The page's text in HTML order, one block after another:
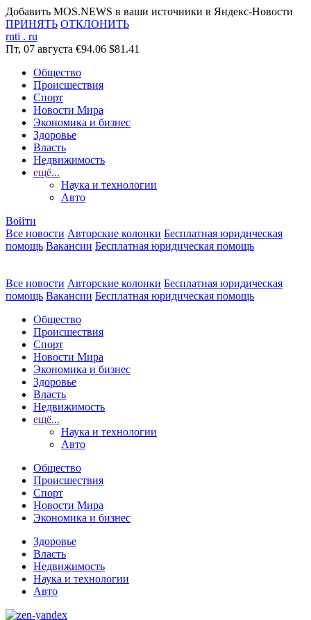
Добавить MOS.NEWS в ваши источники в Яндекс-Новости
ПРИНЯТЬ ОТКЛОНИТЬ
rnti . ru
Пт, 07 августа €94.06 $81.41
Общество
Происшествия
Спорт
Новости Мира
Экономика и бизнес
Здоровье
Власть
Недвижимость
ещё...
Наука и технологии
Авто
Войти
Все новости Авторские колонки Бесплатная юридическая
помощь Вакансии Бесплатная юридическая помощь
Все новости Авторские колонки Бесплатная юридическая
помощь Вакансии Бесплатная юридическая помощь
Общество
Происшествия
Спорт
Новости Мира
Экономика и бизнес
Здоровье
Власть
Недвижимость
ещё...
Наука и технологии
Авто
Общество
Происшествия
Спорт
Новости Мира
Экономика и бизнес
Здоровье
Власть
Недвижимость
Наука и технологии
Авто